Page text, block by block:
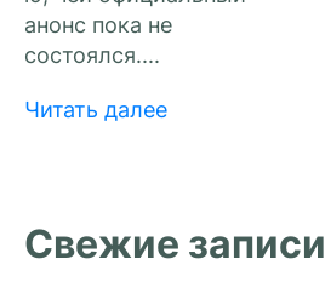
анонс пока не
состоялся....
Читать далее
Свежие записи